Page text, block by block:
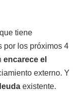
tiene
por los próximos 4
encarece el
externo. Y
existente.